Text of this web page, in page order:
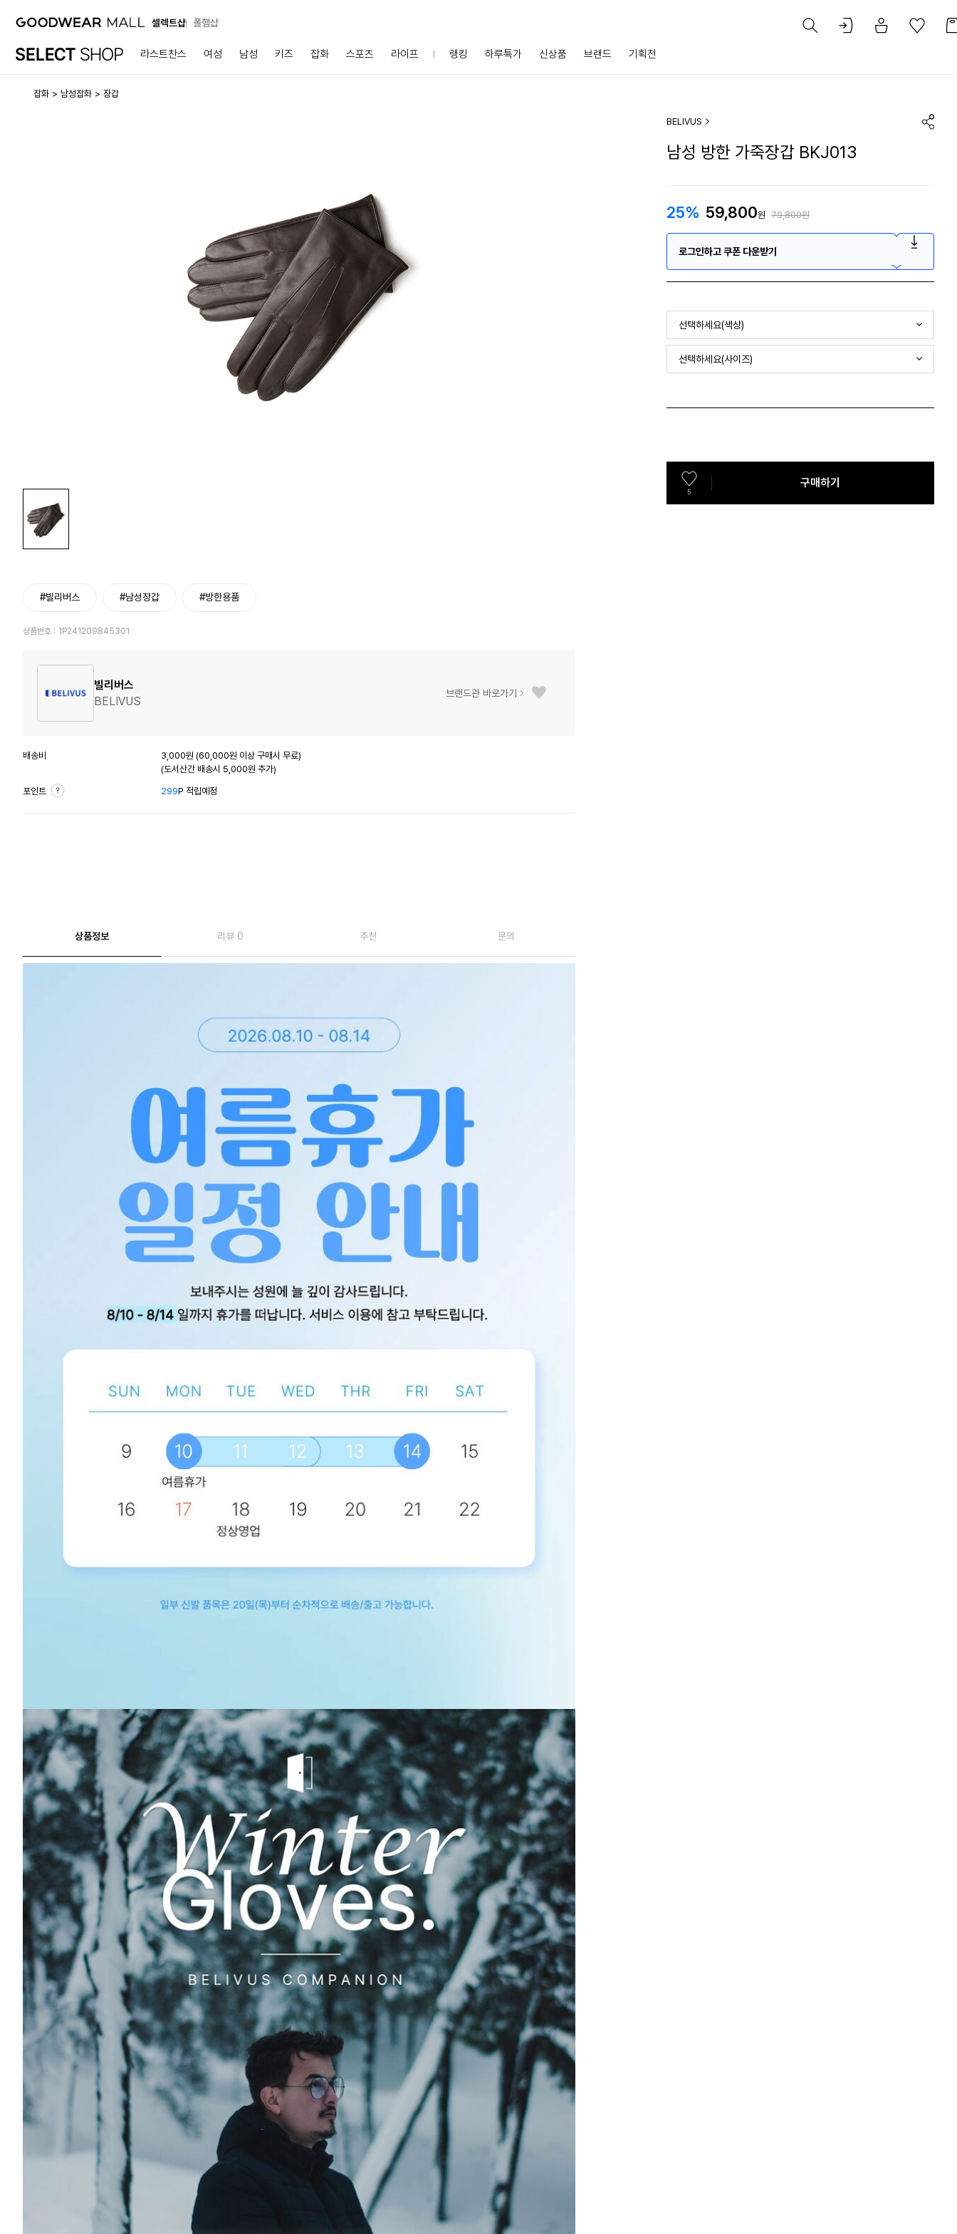
셀렉트샵 폴햄샵
라스트찬스 여성 남성 키즈 잡화 스포츠 라이프 랭킹 하루특가 신상품 브랜드 기획전
잡화 남성잡화 장갑
#빌리버스 #남성장갑 #방한용품
상품번호 : 1P241209845301
빌리버스
BELIVUS
브랜드관 바로가기
배송비
3,000원 (60,000원 이상 구매시 무료)
(도서산간 배송시 5,000원 추가)
포인트 299P 적립예정
상품정보 리뷰 0 추천 문의
BELIVUS
남성 방한 가죽장갑 BKJ013
25% 59,800원 79,800원
로그인하고 쿠폰 다운받기
선택하세요(색상)
선택하세요(사이즈)
5
구매하기